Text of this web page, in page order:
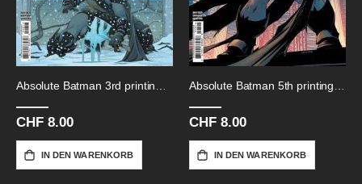
CHF 8.00
IN DEN WARENKORB
CHF 8.00
IN DEN WARENKORB